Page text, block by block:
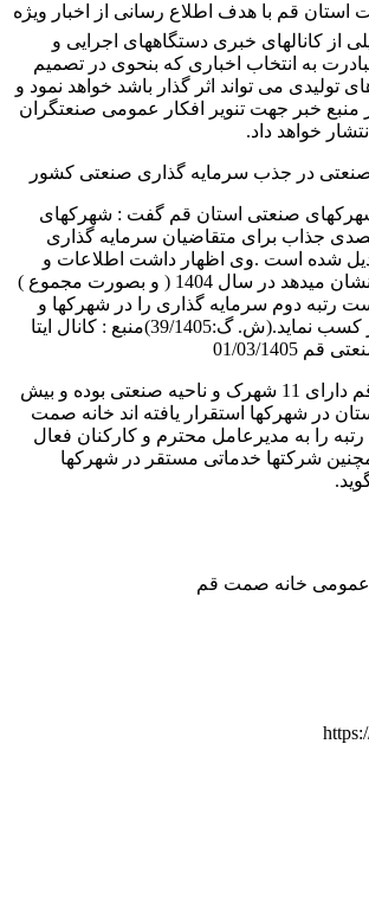
قم با هدف اطلاع رسانی از اخبار ویژه
از کانالهای خبری دستگاههای اجرایی و
به انتخاب اخباری که بنحوی در تصمیم
تولیدی می تواند اثر گذار باشد خواهد نمود و
منبع خبر جهت تنویر افکار عمومی صنعتگران
خواهد داد.
در جذب سرمایه گذاری صنعتی کشور
صنعتی استان قم گفت : شهرکهای
جذاب برای متقاضیان سرمایه گذاری
شده است .وی اظهار داشت اطلاعات و
گزارشهای کشوری نشان میدهد در سال 1404 ( و بصورت مجموع )
رتبه دوم سرمایه گذاری را در شهرکها و
نواحی صنعتی کشور کسب نماید.(ش. گ:39/1405)منبع : کانال ایتا
03/1405
گفتنی است استان قم دارای 11 شهرک و ناحیه صنعتی بوده و بیش
استان در شهرکها استقرار یافته اند خانه صمت
را به مدیرعامل محترم و کارکنان فعال
شرکتها خدماتی مستقر در شهرکها
عمومی خانه صمت قم